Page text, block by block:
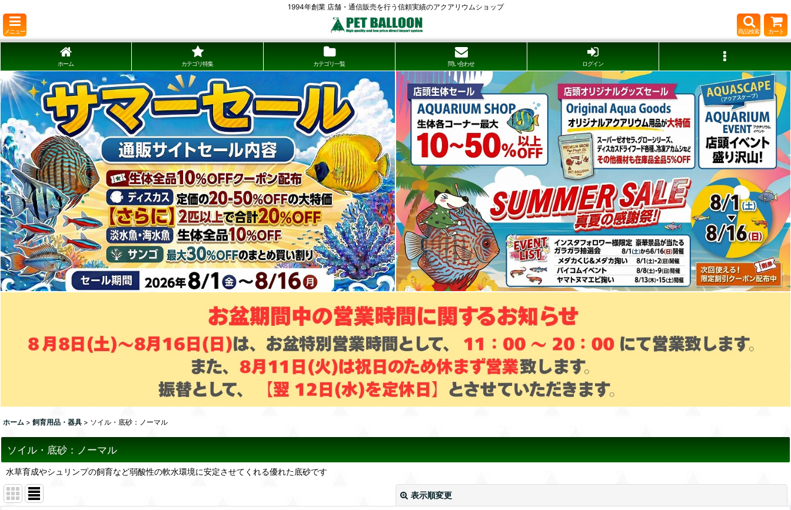
1994年創業 店舗・通信販売を行う信頼実績のアクアリウムショップ
メニュー 商品検索 カート
ホーム カテゴリ特集 カテゴリ一覧 問い合わせ ログイン
ホーム > 飼育用品・器具 > ソイル・底砂：ノーマル
ソイル・底砂：ノーマル
水草育成やシュリンプの飼育など弱酸性の軟水環境に安定させてくれる優れた底砂です
表示順変更